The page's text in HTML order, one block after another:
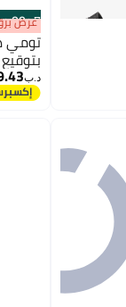
:00s
عرض
تومي
بتوقيع
د.ب‏